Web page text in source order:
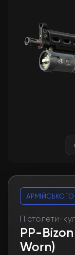
АРМІЙСЬКОГО
Пістолети-
PP-
Worn)